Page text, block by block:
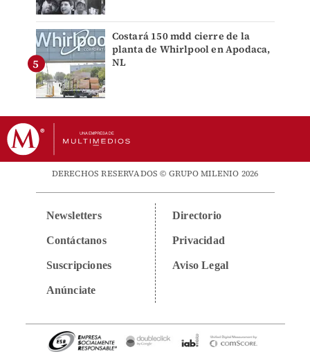
Costará 150 mdd cierre de la
planta de Whirlpool en Apodaca,
NL
DERECHOS RESERVADOS © GRUPO MILENIO 2026
Newsletters
Contáctanos
Suscripciones
Anúnciate
Directorio
Privacidad
Aviso Legal